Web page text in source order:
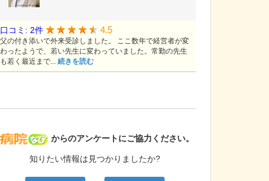
病院なび
からのアンケートにご協力ください。
知りたい情報は見つかりましたか?
口コミ: 2件 4.5
父の付き添いで外来受診しました。 ここ数年で経営者が変
わったようで、若い先生に変わっていました。常勤の先生
も若く最近まで... 続きを読む